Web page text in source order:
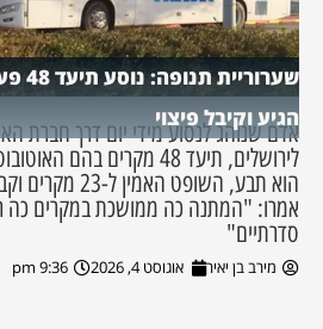
הגיע וקיבל פיצוי
אדם שנוהג לנסוע מידי יום דרך חברת
לירושלים, תיעד 48 מקרים בהם
הוא תבע, השופט
אמרו: "המתנה כה ממושכת במקרים כה
סדרתיים"
מירב בן יאיר אוגוסט 4, 2026 9:36 pm